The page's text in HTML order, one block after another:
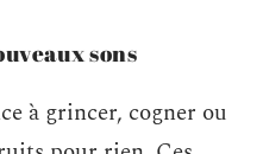
sons
à grincer, cogner ou